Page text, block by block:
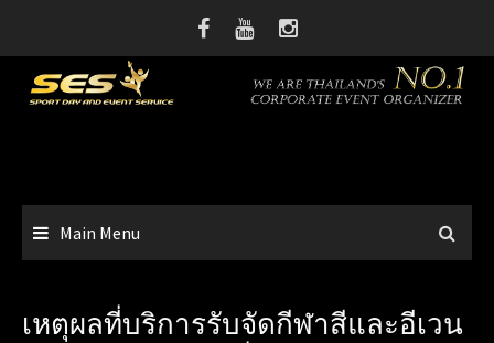
Main Menu
เหตุผลที่บริการรับจัดกีฬาสีและอีเวน